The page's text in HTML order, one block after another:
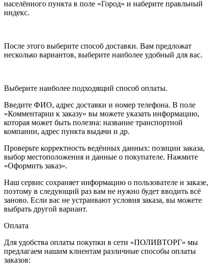
населённого пункта в поле «Город» и наберите правльный
индекс.
После этого выберите способ доставки. Вам предложат
несколько вариантов, выберите наиболее удобный для вас.
Выберите наиболее подходящий способ оплаты.
Введите ФИО, адрес доставки и номер телефона. В поле
«Комментарии к заказу» вы можете указать информацию,
которая может быть полезна: название транспортной
компании, адрес пункта выдачи и др.
Проверьте корректность ведённых данных: позиции заказа,
выбор местоположения и данные о покупателе. Нажмите
«Оформить заказ».
Наш сервис сохраняет информацию о пользователе и заказе,
поэтому в следующий раз вам не нужно будет вводить всё
заново. Если вас не устраивают условия заказа, вы можете
выбрать другой вариант.
Оплата
Для удобства оплаты покупки в сети «ПОЛИВТОРГ» мы
предлагаем нашим клиентам различные способы оплаты
заказов: